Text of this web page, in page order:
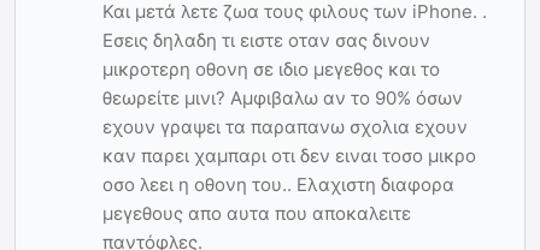
Και μετά λετε ζωα τους φιλους των iPhone. .
Εσεις δηλαδη τι ειστε οταν σας δινουν
μικροτερη οθονη σε ιδιο μεγεθος και το
θεωρείτε μινι? Αμφιβαλω αν το 90% όσων
εχουν γραψει τα παραπανω σχολια εχουν
καν παρει χαμπαρι οτι δεν ειναι τοσο μικρο
οσο λεει η οθονη του.. Ελαχιστη διαφορα
μεγεθους απο αυτα που αποκαλειτε
παντόφλες.